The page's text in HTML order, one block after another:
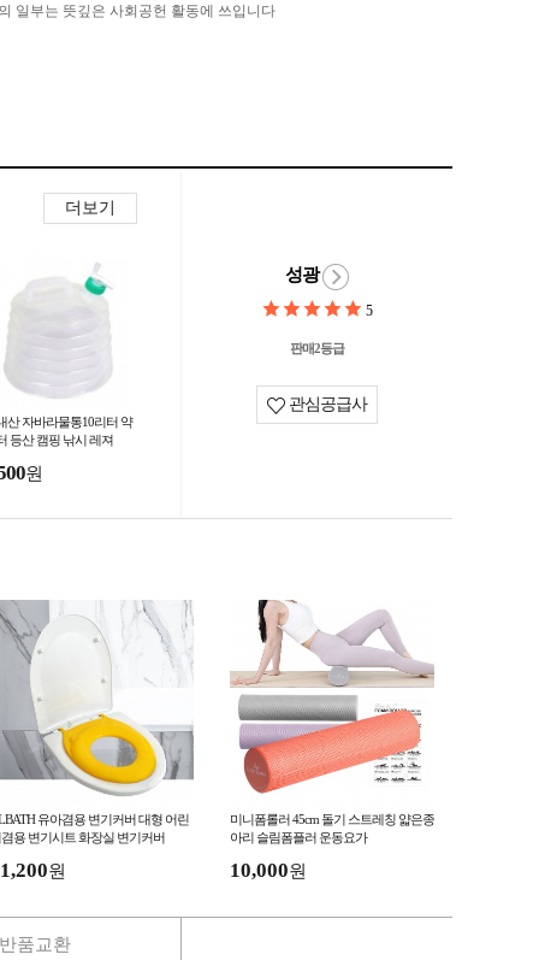
일부는 뜻깊은 사회공헌 활동에 쓰입니다
더보기
산 자바라물통10리터 약
등산 캠핑 낚시 레져
원
성광
5
판매2등급
관심공급사
유아겸용 변기커버 대형 어린
용 변기시트 화장실 변기커버
원
미니폼롤러 45cm 돌기 스트레칭 얇은종
아리 슬림폼플러 운동요가
10,000원
반품교환